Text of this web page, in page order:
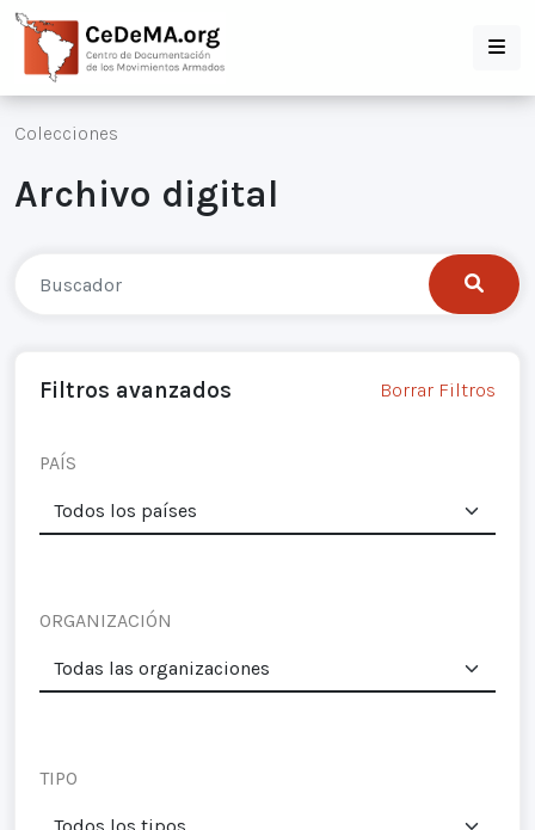
Colecciones
Archivo digital
Filtros avanzados Borrar Filtros
PAÍS
ORGANIZACIÓN
TIPO